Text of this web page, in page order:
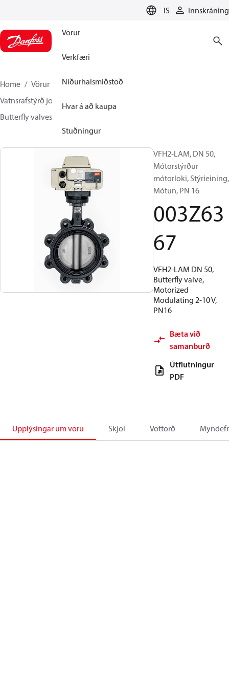
IS Innskráning
Vörur
Verkfæri
Niðurhalsmiðstöð
Hvar á að kaupa
Stuðningur
Home Vörur
Climate Solutions hitakerfi
Vatnsrafstýrð jöfnun og stýring
Butterfly valves
VFH2-LAM, DN 50,
Mótorstýrður
mótorloki, Stýrieining,
Mótun, PN 16
003Z63
67
VFH2-LAM DN 50,
Butterfly valve,
Motorized
Modulating 2-10 V,
PN16
Bæta við
samanburð
Útflutningur
PDF
Upplýsingar um vöru Skjöl Vottorð